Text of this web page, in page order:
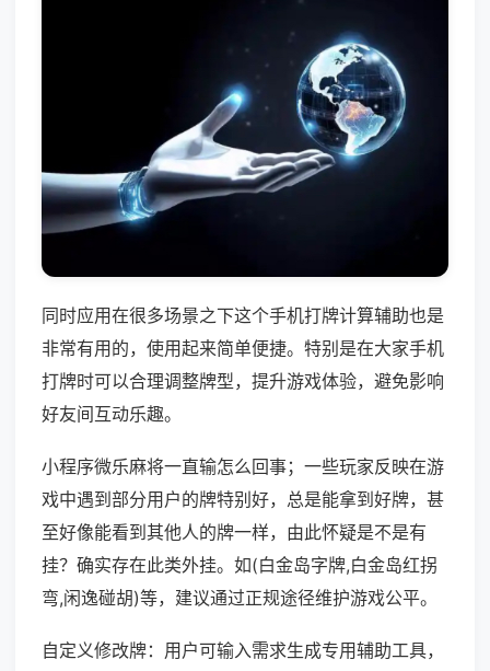
同时应用在很多场景之下这个手机打牌计算辅助也是
非常有用的，使用起来简单便捷。特别是在大家手机
打牌时可以合理调整牌型，提升游戏体验，避免影响
好友间互动乐趣。
小程序微乐麻将一直输怎么回事；一些玩家反映在游
戏中遇到部分用户的牌特别好，总是能拿到好牌，甚
至好像能看到其他人的牌一样，由此怀疑是不是有
挂？确实存在此类外挂。如(白金岛字牌,白金岛红拐
弯,闲逸碰胡)等，建议通过正规途径维护游戏公平。
自定义修改牌：用户可输入需求生成专用辅助工具，